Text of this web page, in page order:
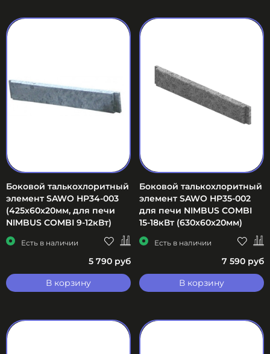
Боковой талькохлоритный
элемент SAWO HP34-003
(425х60х20мм, для печи
NIMBUS COMBI 9-12кВт)
Есть в наличии
5 790 руб
В корзину
Боковой талькохлоритный
элемент SAWO HP35-002
для печи NIMBUS COMBI
15-18кВт (630х60х20мм)
Есть в наличии
7 590 руб
В корзину